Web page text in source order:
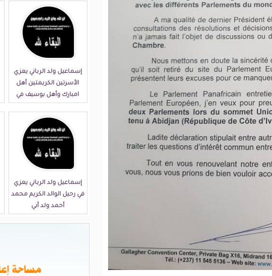
إسماعيل ولد الرباني يعزي
الأسرتين الكريمتين أهل
امبارك وأهل بوسيف في
إسماعيل ولد الرباني يعزي
في رحيل الوالد الكريم محمد
أحمد ولد أبي